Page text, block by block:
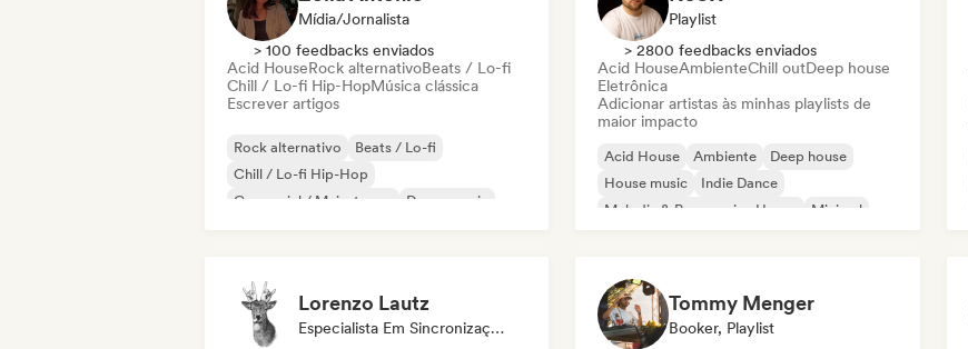
Mídia/Jornalista
> 100 feedbacks enviados
Acid HouseRock alternativoBeats / Lo-fi
Chill / Lo-fi Hip-HopMúsica clássica
Escrever artigos
Rock alternativo
Beats / Lo-fi
Chill / Lo-fi Hip-Hop
Comercial / Mainstream
Dance music
Playlist
> 2800 feedbacks enviados
Acid HouseAmbienteChill outDeep house
Eletrônica
Adicionar artistas às minhas playlists de
maior impacto
Acid House Ambiente
Deep house
House music
Indie Dance
Melodic & Progressive House
Minimal
Lorenzo Lautz
Especialista Em Sincronização
Tommy Menger
Booker, Playlist